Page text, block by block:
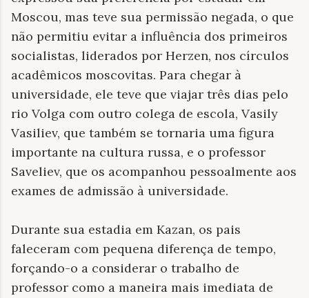
Moscou, mas teve sua permissão negada, o que
não permitiu evitar a influência dos primeiros
socialistas, liderados por Herzen, nos círculos
acadêmicos moscovitas. Para chegar à
universidade, ele teve que viajar três dias pelo
rio Volga com outro colega de escola, Vasily
Vasiliev, que também se tornaria uma figura
importante na cultura russa, e o professor
Saveliev, que os acompanhou pessoalmente aos
exames de admissão à universidade.
Durante sua estadia em Kazan, os pais
faleceram com pequena diferença de tempo,
forçando-o a considerar o trabalho de
professor como a maneira mais imediata de